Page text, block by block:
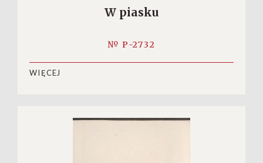
W piasku
№ P-2732
WIĘCEJ